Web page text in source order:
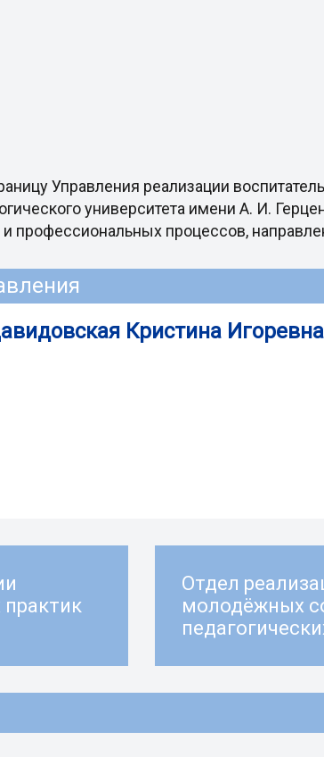
Управления реализации
университета имени А. И.
профессиональных процессов,
Кристина Игоревна
Отдел
молодёжных